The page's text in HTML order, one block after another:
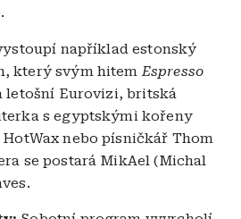
například estonský
který svým hitemEspresso
letošní Eurovizi, britská
s egyptskými kořeny
nebo písničkář Thom
se postará MikAel (Michal